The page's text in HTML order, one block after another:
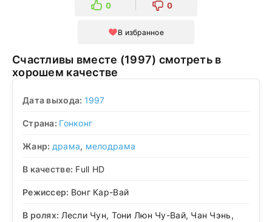
0 0
В избранное
Счастливы вместе (1997) смотреть в
хорошем качестве
Дата выхода: 1997
Страна: Гонконг
Жанр: драма, мелодрама
В качестве: Full HD
Режиссер: Вонг Кар-Вай
В ролях: Лесли Чун, Тони Люн Чу-Вай, Чан Чэнь,